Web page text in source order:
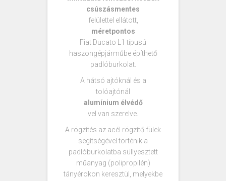
csúszásmentes
felülettel ellátott,
méretpontos
Fiat Ducato L1 típusú
haszongépjárműbe építhető
padlóburkolat.
A hátsó ajtóknál és a
tolóajtónál
alumínium élvédő
vel van szerelve.
A rögzítés az acél rögzítő fülek
segítségével történik a
padlóburkolatba süllyesztett
műanyag (polipropilén)
tányérokon keresztül, melyekbe